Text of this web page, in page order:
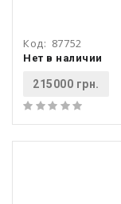
Код: 87752
Нет в наличии
215000 грн.